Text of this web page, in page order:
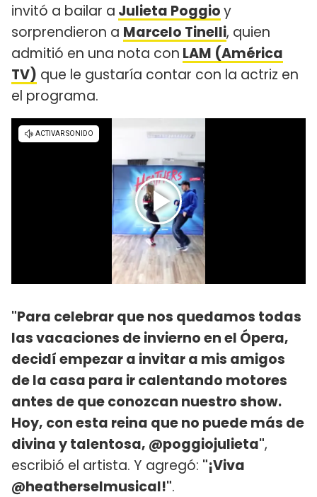
invitó a bailar a Julieta Poggioy
sorprendieron a Marcelo Tinelli, quien
admitió en una nota con LAM (América
TV) que le gustaría contar con la actriz en
el programa.
"Para celebrar que nos quedamos todas
las vacaciones de invierno en el Ópera,
decidí empezar a invitar a mis amigos
de la casa para ir calentando motores
antes de que conozcan nuestro show.
Hoy, con esta reina que no puede más de
divina y talentosa, @poggiojulieta",
escribió el artista. Y agregó: "¡Viva
@heatherselmusical!".